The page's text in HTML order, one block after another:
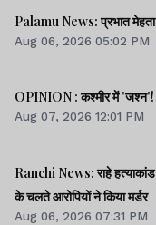
Palamu News: प्रभात मेहता
Aug 06, 2026 05:02 PM
OPINION : कश्मीर में 'जश्न'!
Aug 07, 2026 12:01 PM
Ranchi News: राहे हत्याकांड
के चलते आरोपियों ने किया मर्डर
Aug 06, 2026 07:31 PM